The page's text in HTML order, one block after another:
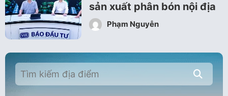
sản xuất phân bón nội địa
Phạm Nguyễn